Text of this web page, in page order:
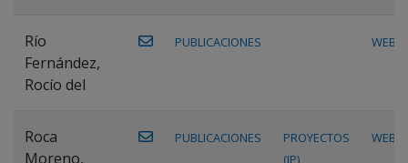
Río
Fernández,
Rocío del
PUBLICACIONES WEB
Roca
Moreno,
PUBLICACIONES
PROYECTOS
(IP)
WEB